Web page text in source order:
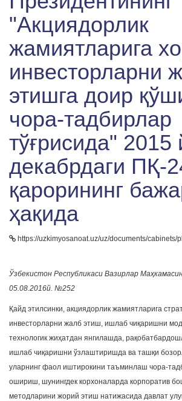
"Акциядорлик
жамиятларига
инвесторларни
этишга доир
чора-тадбирлар
тўғрисида" 2015
декабрдаги ПҚ-
қарорининг
ҳақида
https://uzkimyosanoat.uz/uz/documents/cabinets/
Ўзбекистон Республикаси Вазирлар
05.08.2016й. №252
Қайд этилсинки, акциядорлик жамиятларига
инвесторларни жалб этиш, ишлаб чиқаришни
технологик жиҳатдан янгилашда,
ишлаб чиқаришни ўзлаштиришда ва ташқи
уларнинг фаол иштирокини таъминлаш чора-
ошириш, шунингдек корхоналарда корпоратив
методларини жорий этиш натижасида давлат